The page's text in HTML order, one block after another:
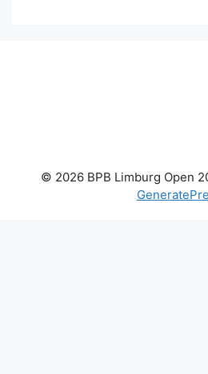
© 2026 BPB Limburg Open